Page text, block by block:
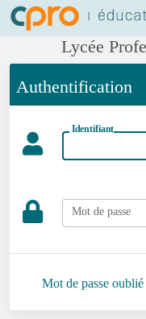
Lycée
Authentification
Identifiant
Mot de passe
Mot de passe oublié